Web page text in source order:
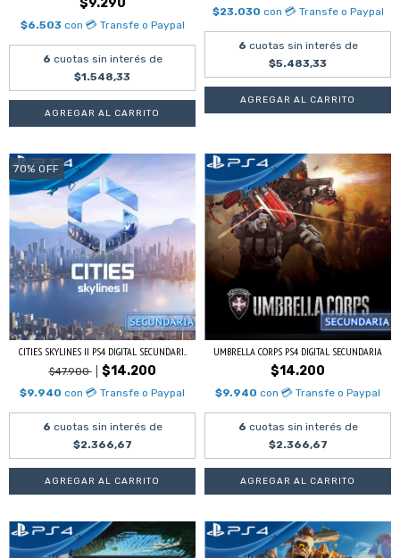
$9.290
$6.503 con 💳 Transfe o Paypal
6 cuotas sin interés de
$1.548,33
$23.030 con 💳 Transfe o Paypal
6 cuotas sin interés de
$5.483,33
70% OFF
CITIES SKYLINES II PS4 DIGITAL SECUNDARI...
$47.900 $14.200
$9.940 con 💳 Transfe o Paypal
6 cuotas sin interés de
$2.366,67
UMBRELLA CORPS PS4 DIGITAL SECUNDARIA
$14.200
$9.940 con 💳 Transfe o Paypal
6 cuotas sin interés de
$2.366,67